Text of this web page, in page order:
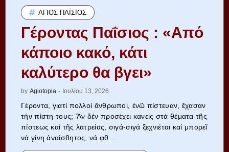
ΆΓΙΟΣ ΠΑΪ́ΣΙΟΣ
Γέροντας Παΐσιος : «Από
κάποιο κακό, κάτι
καλύτερο θα βγει»
by Agiotopia - Ιουλίου 13, 2026
Γέροντα, γιατί πολλοί ἄνθρωποι, ἐνῶ πίστευαν, ἔχασαν
τήν πίστη τους; Ἄν δέν προσέχει κανείς στά θέματα τῆς
πίστεως καί τῆς λατρείας, σιγά-σιγά ξεχνιέται καί μπορεῖ
νά γίνη ἀναίσθητος, νά φθ…